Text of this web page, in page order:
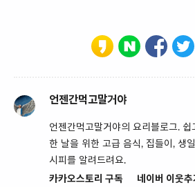
언젠간먹고말거야
언젠간먹고말거야의 요리블로그.
한 날을 위한 고급 음식, 집들이, 생
시피를 알려드려요.
카카오스토리 구독
네이버 이웃추